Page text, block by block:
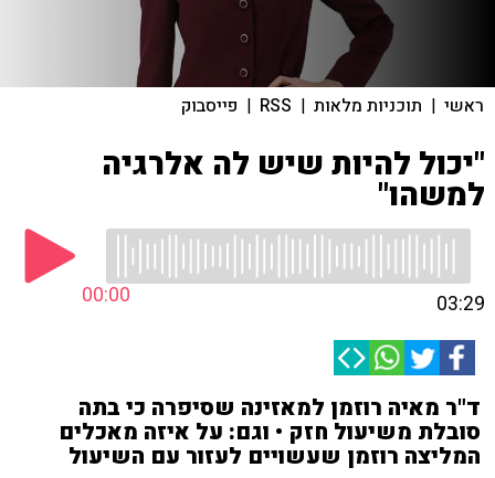
ראשי | תוכניות מלאות |
RSS
| פייסבוק
"יכול להיות שיש לה אלרגיה
למשהו"
00:00 03:29
ד"ר מאיה רוזמן למאזינה שסיפרה כי בתה
סובלת משיעול חזק • וגם: על איזה מאכלים
המליצה רוזמן שעשויים לעזור עם השיעול